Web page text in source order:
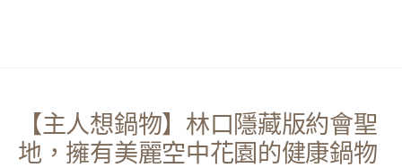
【主人想鍋物】林口隱藏版約會聖
地，擁有美麗空中花園的健康鍋物